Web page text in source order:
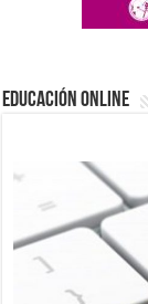
EDUCACIÓN ONLINE